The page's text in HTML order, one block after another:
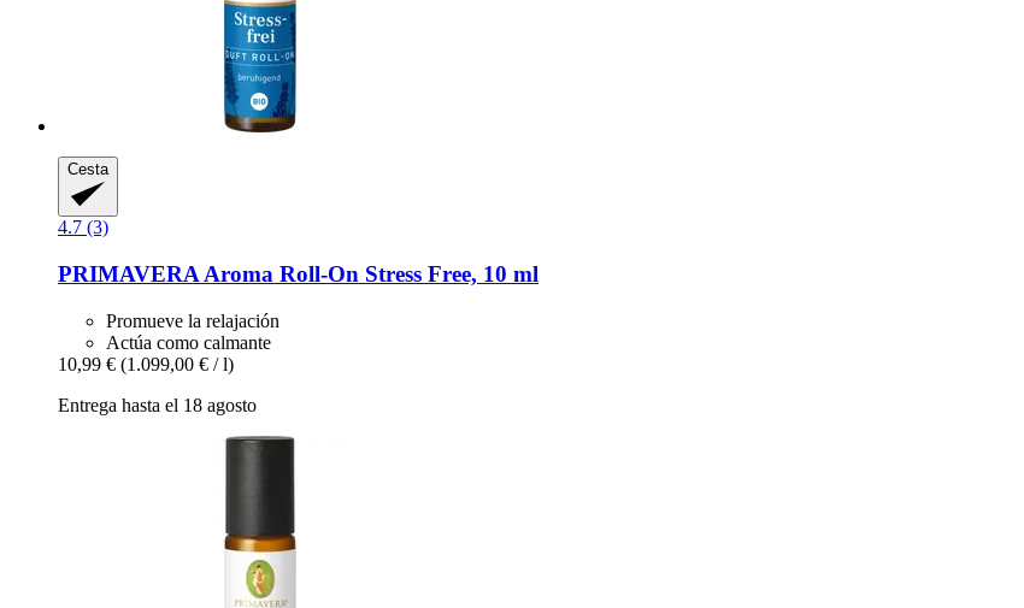
Cesta
4.7 (3)
PRIMAVERA Aroma Roll-​On Stress Free, 10 ml
Promueve la relajación
Actúa como calmante
10,99 € (1.099,00 € / l)
Entrega hasta el 18 agosto